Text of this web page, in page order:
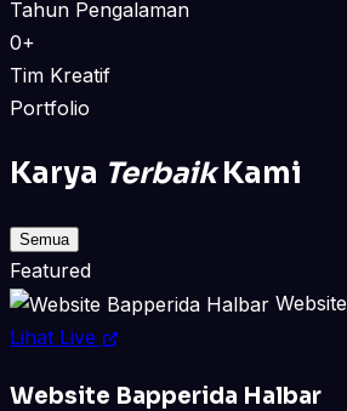
Tahun Pengalaman
0+
Tim Kreatif
Portfolio
Karya TerbaikKami
Semua
Featured
Website
Lihat Live
Website Bapperida Halbar